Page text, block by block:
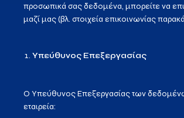
προσωπικά σας δεδομένα, μπορείτε να
μαζί μας (βλ. στοιχεία επικοινωνίας
Υπεύθυνος Επεξεργασίας
Ο Υπεύθυνος Επεξεργασίας των
εταιρεία: